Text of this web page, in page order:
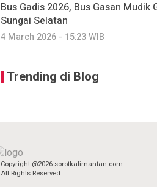
Bus Gadis 2026, Bus Gasan
Sungai Selatan
4 March 2026 - 15:23 WIB
Trending di Blog
Copyright @2026 sorotkalimantan.com
All Rights Reserved